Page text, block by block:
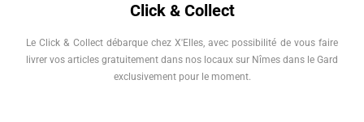
Click & Collect
Le Click & Collect débarque chez X'Elles, avec possibilité de vous faire
livrer vos articles gratuitement dans nos locaux sur Nîmes dans le Gard
exclusivement pour le moment.